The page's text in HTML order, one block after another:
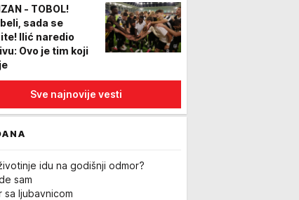
- TOBOL!
sada se
Ilić naredio
Ovo je tim koji
Sve najnovije vesti
idu na godišnji odmor?
sam
sa ljubavnicom